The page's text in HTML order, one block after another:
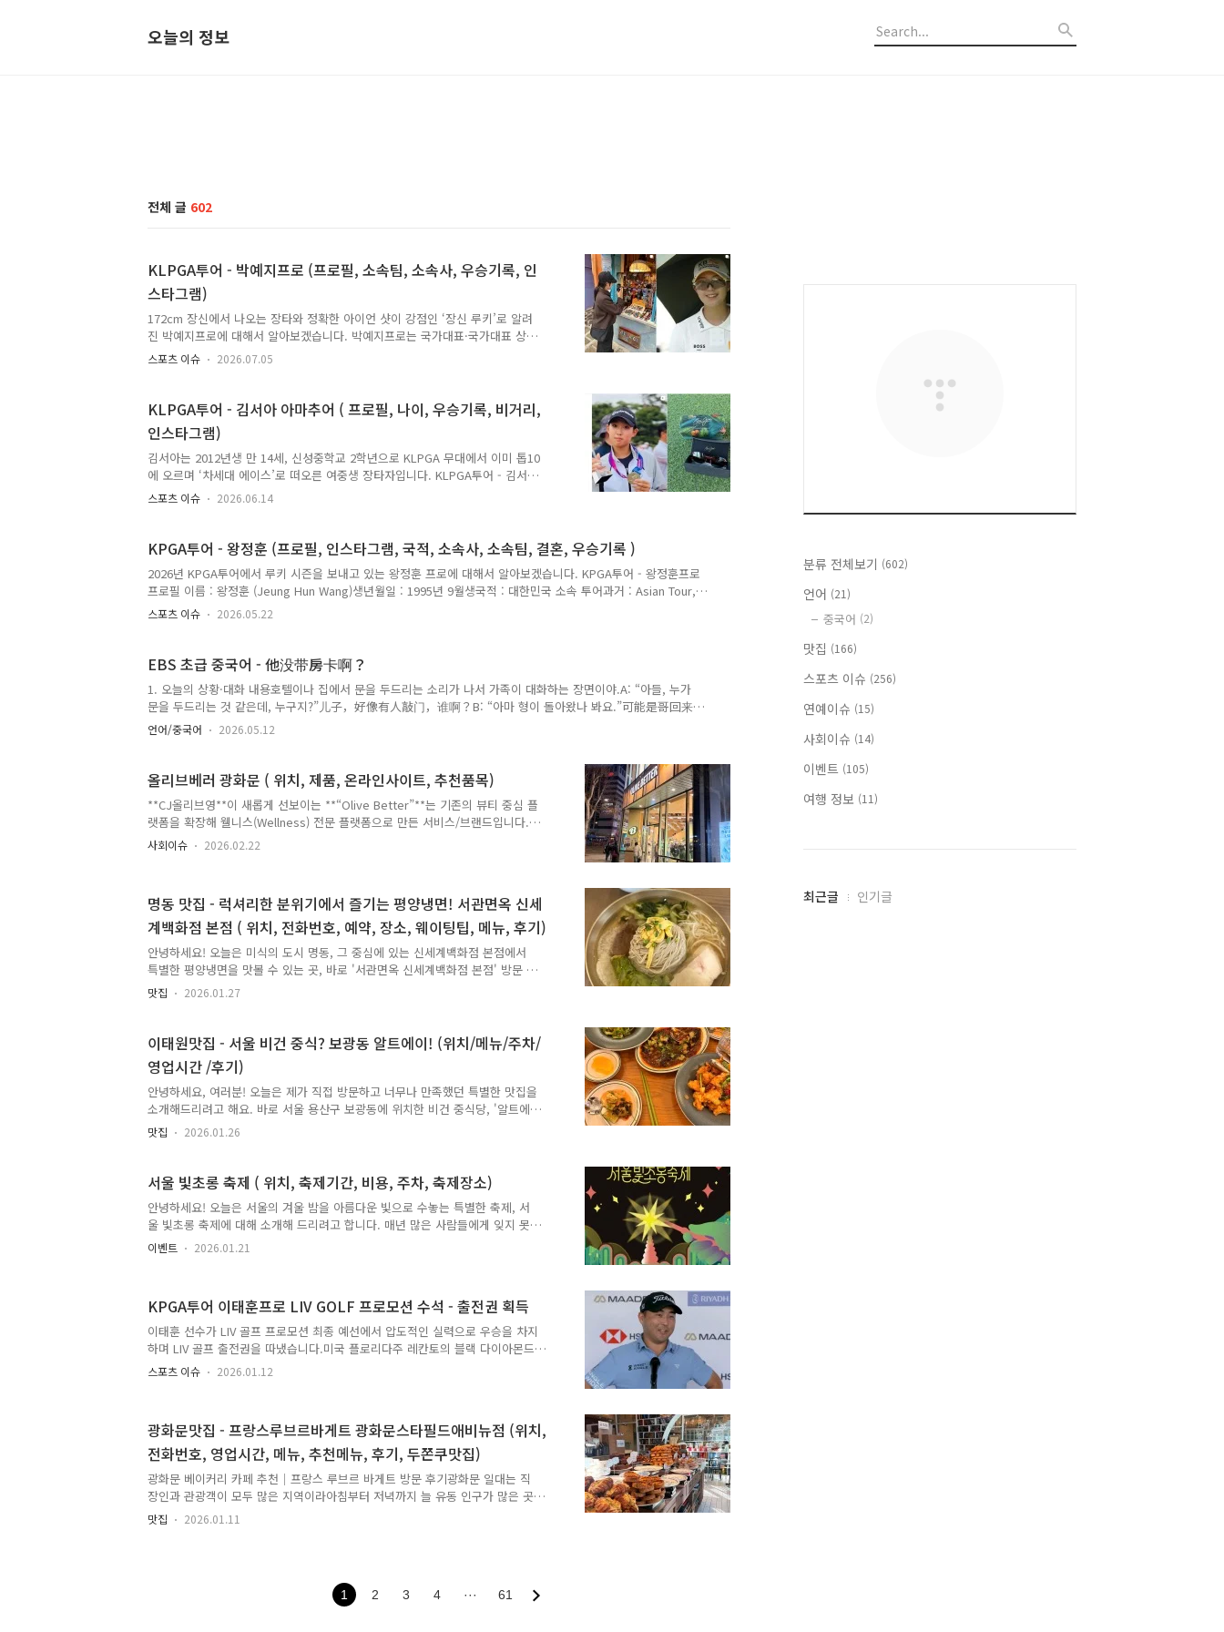
오늘의 정보
전체 글 602
KLPGA투어 - 박예지프로 (프로필, 소속팀, 소속사, 우승기록, 인
스타그램)
172cm 장신에서 나오는 장타와 정확한 아이언 샷이 강점인 ‘장신 루키’로 알려
진 박예지프로에 대해서 알아보겠습니다. 박예지프로는 국가대표·국가대표 상비
군 출신의 특급 유망주로 KLPGA에서 활약을 펼치고 있는 선수중 한 명입니다.
KLPGA투어 - 박예지프로 프로필 이름: 박예지 (Park Yeji )출생: 2005년 3월 28
행출신학교: 학동초, 비봉중, 대전여고부설방송통신고, 한국체육대학교국가대표
상비군: 2021–2022년 국가대표 상비군 활동 박예지프로의 인스타그램은 아래와
같습니다. 박예지프로 인스타그램 KLPGA투어 - 박예지프로 우승기록 현재 박예
지프로의 정규투어 우승기록은 없습니다. ..
스포츠 이슈 2026.07.05
KLPGA투어 - 김서아 아마추어 ( 프로필, 나이, 우승기록, 비거리,
인스타그램)
김서아는 2012년생 만 14세, 신성중학교 2학년으로 KLPGA 무대에서 이미 톱10
에 오르며 ‘차세대 에이스’로 떠오른 여중생 장타자입니다. KLPGA투어 - 김서아
아마추어기본 프로필 & 성적출생: 2012년 1월생, 만 14세, 신성중 2학년.신체:
키 약 171cm, 마른 체형이지만 강한 회전력 기반 스윙.포지션: 대한골프협회 주
같습니다.주니어: 골프 입문 2년 만에 전국 주니어 대회 8승, KGA 랭킹 상위권으
로 부상.2025년: KLPGA 메이저 하이트진로 챔피언십 컷 통과, 난코스에서 중간
합계 2오버파 공동 22위 등 인상적 데뷔.2026년: KLPGA 2026 국내 개막전 ‘더
시에나 오픈’에서 추천 선..
스포츠 이슈 2026.06.14
KPGA투어 - 왕정훈 (프로필, 인스타그램, 국적, 소속사, 소속팀, 결혼, 우승기록 )
2026년 KPGA투어에서 루키 시즌을 보내고 있는 왕정훈 프로에 대해서 알아보겠습니다. KPGA투어 - 왕정훈프로
프로필 이름 : 왕정훈 (Jeung Hun Wang)생년월일 : 1995년 9월생국적 : 대한민국 소속 투어과거 : Asian Tour,
European Tour(현 DP World Tour)현재 : KPGA 코리안투어 루키 시즌(2026), 해외 일부 투어 병행별명 : 골프
노마드(Golf Nomad), 코리안 스나이퍼(Korean Sniper) 왕정훈 인스타그램 한 줄로 요약하면, “해외에서 먼저 3
학 후 필리핀으로 건너가 본격적으로 골프 엘리트 코스를 밟기 시작...
스포츠 이슈 2026.05.22
EBS 초급 중국어 - 他没带房卡啊？
1. 오늘의 상황·대화 내용호텔이나 집에서 문을 두드리는 소리가 나서 가족이 대화하는 장면이야.A: “아들, 누가
문을 두드리는 것 같은데, 누구지?”儿子，好像有人敲门，谁啊？B: “아마 형이 돌아왔나 봐요.”可能是哥回来
了。A: “형이 카드키를 안 챙겼니?”他没带房卡啊？B: “안 챙겼어요, 내가 가서 열어 줄게요.”没带，我去开一
下。여기서 새 표현이 다 나와.2. 문법 포인트 ① 好像 hǎoxiàng주관적인 느낌으로 “마치 ~인 것 같다”라고 추측
별로 안 기쁜 것 같아.你们好像认识。 너희 마치 서로 아는 사이 같아.3. 문법 포인트 ② 可能 kěnéng“아마 ~일
것이다, 어쩌면 ~일지도 모른다”..
언어/중국어 2026.05.12
올리브베러 광화문 ( 위치, 제품, 온라인사이트, 추천품목)
**CJ올리브영**이 새롭게 선보이는 **“Olive Better”**는 기존의 뷰티 중심 플
랫폼을 확장해 웰니스(Wellness) 전문 플랫폼으로 만든 서비스/브랜드입니다.
간단히 말해, 건강한 라이프스타일 전반을 다루는 쇼핑·체험 공간이자 큐레이션
플랫폼입니다.🧘‍♀️ Olive Better는 어떤 플랫폼인가?웰니스 집중 플랫폼으로 론
랫폼입니다.전통적인 H&B(헬스 & 뷰티)에서 한 단계 나아가 라이프스타일 전반
—식습관, 운동, 마음 건강, 수면, 자기관리 등—을 아우르는 큐레이션 기반 시스
템입니다.올리브베러사이트 🛍️ 제품 및 서비스 구..
사회이슈 2026.02.22
명동 맛집 - 럭셔리한 분위기에서 즐기는 평양냉면! 서관면옥 신세
계백화점 본점 ( 위치, 전화번호, 예약, 장소, 웨이팅팁, 메뉴, 후기)
안녕하세요! 오늘은 미식의 도시 명동, 그 중심에 있는 신세계백화점 본점에서
특별한 평양냉면을 맛볼 수 있는 곳, 바로 '서관면옥 신세계백화점 본점' 방문 후
기를 들려드리려고 합니다. 도심의 멋진 뷰와 함께 정갈하고 깊은 맛의 냉면을
즐기고 싶다면, 이 글을 주목해주세요! 서관면옥 신세계백화점 본점, 어디에 있
가는 길:지하철 4호선 명동역 5번 출구에서 신세계백화점 본점 방향으로 도보 5
분지하철 2호선 을지로입구역 7번 출구에서 신세계백화점 본점 방향으로 도보
10분신세계백화점 본점 신관 14층에 위치하고 있어, 백화점 내 엘리베이터를 이
용하시면 편리합니다.주차: 신세계백화점 본점 주차장 이용 (식사 후 주차 할인
적용..
맛집 2026.01.27
이태원맛집 - 서울 비건 중식? 보광동 알트에이! (위치/메뉴/주차/
영업시간 /후기)
안녕하세요, 여러분! 오늘은 제가 직접 방문하고 너무나 만족했던 특별한 맛집을
소개해드리려고 해요. 바로 서울 용산구 보광동에 위치한 비건 중식당, '알트에
이' 입니다! 👏👏👏최근 건강과 환경을 생각하며 채식을 시작하는 분들이 많아지
고 있잖아요? 저도 가끔은 채식 위주의 식사를 즐기는데, 맛있으면서도 만족스러
만큼 환상적인 중식 요리를 선보여서 정말 깜짝 놀랐습니다!자, 그럼 지금부터
보광동 '알트에이'의 모든 것을 함께 파헤쳐 볼까요? 📍 보광동 알트에이: 위치
및 가는 길'알트에이'는 한강진역과 이태원역에서 비교적 가까운 보광동 골목에
자리 잡고 있어요. 지하철역에서 도보로 조금 이동해야 하지만, 골목 구경하는
재미..
맛집 2026.01.26
서울 빛초롱 축제 ( 위치, 축제기간, 비용, 주차, 축제장소)
안녕하세요! 오늘은 서울의 겨울 밤을 아름다운 빛으로 수놓는 특별한 축제, 서
울 빛초롱 축제에 대해 소개해 드리려고 합니다. 매년 많은 사람들에게 잊지 못
할 추억을 선사하는 이 축제는 과연 어떤 매력을 가지고 있을까요? 장소와 취지,
그리고 주요 내용들을 자세히 알려드릴게요!축제 장소: 서울의 심장부를 빛으로
들과 어우러진 다채로운 등불 작품들은 보는 이들에게 깊은 감동을 선사합니다.
청계천: 도심 속 고요한 물길인 청계천은 빛초롱 축제 기간 동안 환상적인 빛의
강으로 변모합니다. 물 위에 떠 있는 아름다운 등불들은 마치 동화 속에 들어온
듯한 착각을 불러..
이벤트 2026.01.21
KPGA투어 이태훈프로 LIV GOLF 프로모션 수석 - 출전권 획득
이태훈 선수가 LIV 골프 프로모션 최종 예선에서 압도적인 실력으로 우승을 차지
하며 LIV 골프 출전권을 따냈습니다.미국 플로리다주 레칸토의 블랙 다이아몬드
랜치에서 열린 이 경기에서 이태훈 선수는 최종 예선 2라운드에서 5언더파 65타
를 기록, 총 11언더파 129타라는 놀라운 성적으로 1위에 올랐습니다. 2위인 비욘
적인 무대인 LIV 골프에서 활동할 기회를 얻게 되었습니다. 이태훈프로 프로필
리차드 T. 리 (Richard Taehoon Lee) 주요 사실:본명: 리차드 태훈 리
(Richard Taehoon Lee)출생: 1990년..
스포츠 이슈 2026.01.12
광화문맛집 - 프랑스루브르바게트 광화문스타필드애비뉴점 (위치,
전화번호, 영업시간, 메뉴, 추천메뉴, 후기, 두쫀쿠맛집)
광화문 베이커리 카페 추천｜프랑스 루브르 바게트 방문 후기광화문 일대는 직
장인과 관광객이 모두 많은 지역이라아침부터 저녁까지 늘 유동 인구가 많은 곳
입니다.오늘은 그중에서도 최근 눈에 띄는 프랑스 스타일 베이커리 카페,**프랑
스 루브르 바게트(France Louvre Baguette)**에 다녀온 후기를 정리해 보았습
구 종로 33, 그랑서울 1층 - 종각역 2번출구 쉑쉑버거 뒤 위치영업시간 : 매일
07:00 ~ 23:00이용 형태 : 베이커리 / 카페포장 및 매장 이용 가능 프랑스루브르
맛집 2026.01.11
1 2 3 4 ··· 61
분류 전체보기 (602)
언어 (21)
중국어 (2)
맛집 (166)
스포츠 이슈 (256)
연예이슈 (15)
사회이슈 (14)
이벤트 (105)
여행 정보 (11)
최
최근글 인기글